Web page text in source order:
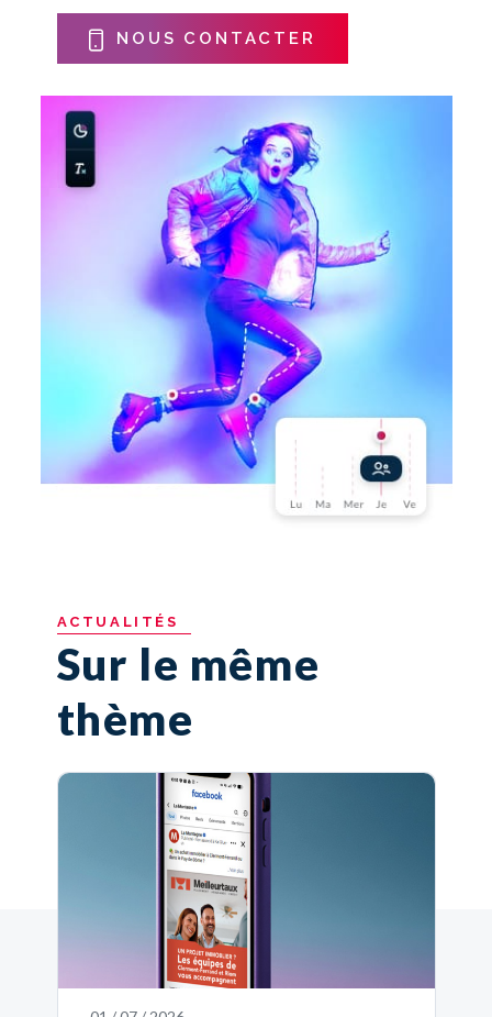
NOUS CONTACTER
ACTUALITÉS
Sur le même
thème